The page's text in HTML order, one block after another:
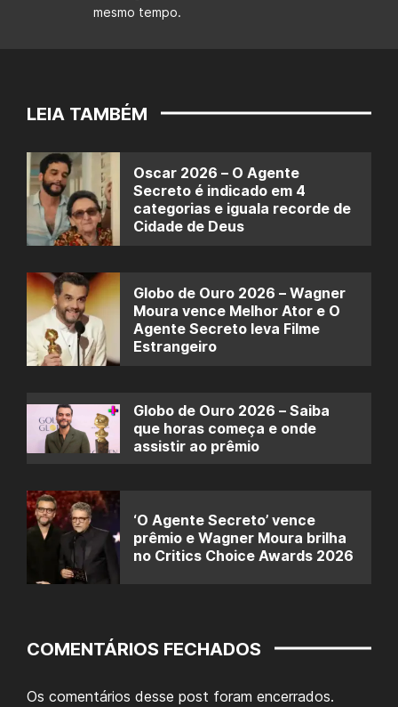
mesmo tempo.
LEIA TAMBÉM
Oscar 2026 – O Agente
Secreto é indicado em 4
categorias e iguala recorde de
Cidade de Deus
Globo de Ouro 2026 – Wagner
Moura vence Melhor Ator e O
Agente Secreto leva Filme
Estrangeiro
Globo de Ouro 2026 – Saiba
que horas começa e onde
assistir ao prêmio
‘O Agente Secreto’ vence
prêmio e Wagner Moura brilha
no Critics Choice Awards 2026
COMENTÁRIOS FECHADOS
Os comentários desse post foram encerrados.